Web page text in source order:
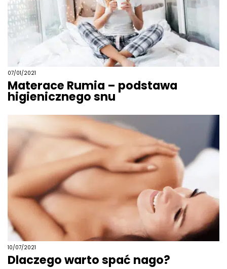
07/01/2021
Materace Rumia – podstawa
higienicznego snu
10/07/2021
Dlaczego warto spać nago?